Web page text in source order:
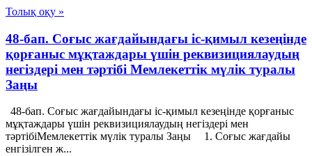
Толық оқу »
48-бап. Соғыс жағдайындағы іс-қимыл кезеңінде
қорғаныс мұқтаждары үшін реквизициялаудың
негіздері мен тәртібі Мемлекеттік мүлік туралы
Заңы
48-бап. Соғыс жағдайындағы іс-қимыл кезеңінде қорғаныс
мұқтаждары үшін реквизициялаудың негіздері мен
тәртібіМемлекеттік мүлік туралы Заңы 1. Соғыс жағдайы
енгізілген ж...